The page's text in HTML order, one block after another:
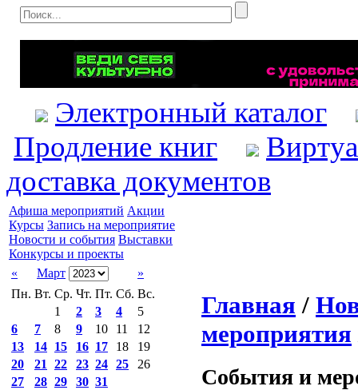
Электронный каталог
Продление книг
доставка документов
Афиша мероприятий Акции
Курсы Запись на мероприятие
Новости и события Выставки
Конкурсы и проекты
«
Март
»
Пн. Вт. Ср. Чт. Пт. Сб. Вс.
1
2 3 4
5
6
7 8 9 10 11
12
13
14 15 16 17 18
19
20
21 22 23 24 25
26
27
28 29 30 31
Главная /
мероприятия
События и